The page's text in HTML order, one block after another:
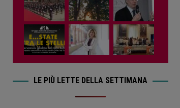
LE PIÙ LETTE DELLA SETTIMANA